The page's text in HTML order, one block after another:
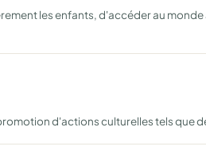
les enfants, d'accéder au
d'actions culturelles tels que